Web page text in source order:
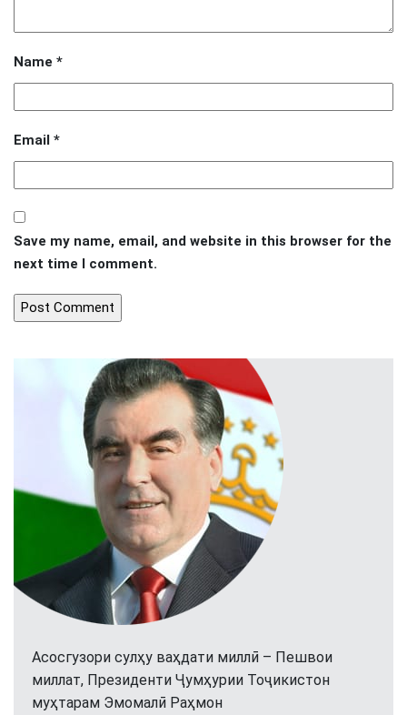
Name *
Email *
Save my name, email, and website in this browser for the
next time I comment.
Асосгузори сулҳу ваҳдати миллӣ – Пешвои
миллат, Президенти Ҷумҳурии Тоҷикистон
муҳтарам Эмомалӣ Раҳмон